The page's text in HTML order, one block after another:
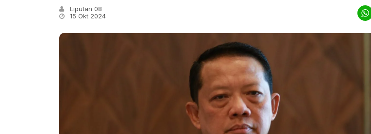
Liputan 08
15 Okt 2024